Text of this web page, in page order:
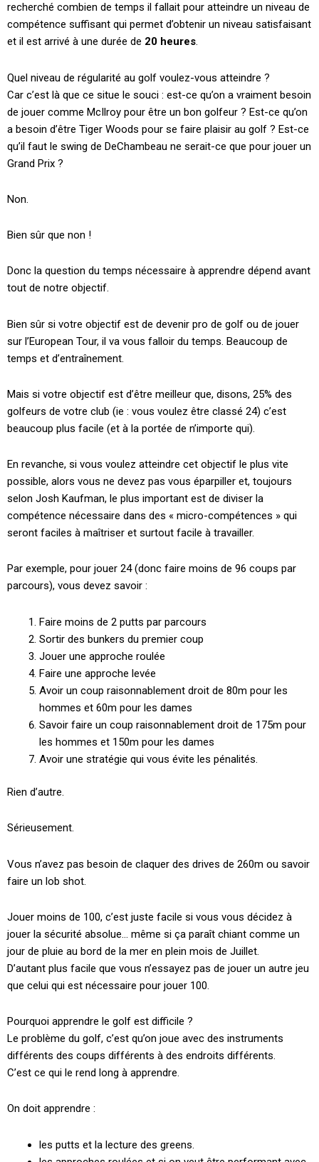
recherché combien de temps il fallait pour atteindre un niveau de
compétence suffisant qui permet d’obtenir un niveau satisfaisant
et il est arrivé à une durée de 20 heures.
Quel niveau de régularité au golf voulez-vous atteindre ?
Car c’est là que ce situe le souci : est-ce qu’on a vraiment besoin
de jouer comme McIlroy pour être un bon golfeur ? Est-ce qu’on
a besoin d’être Tiger Woods pour se faire plaisir au golf ? Est-ce
qu’il faut le swing de DeChambeau ne serait-ce que pour jouer un
Grand Prix ?
Non.
Bien sûr que non !
Donc la question du temps nécessaire à apprendre dépend avant
tout de notre objectif.
Bien sûr si votre objectif est de devenir pro de golf ou de jouer
sur l’European Tour, il va vous falloir du temps. Beaucoup de
temps et d’entraînement.
Mais si votre objectif est d’être meilleur que, disons, 25% des
golfeurs de votre club (ie : vous voulez être classé 24) c’est
beaucoup plus facile (et à la portée de n’importe qui).
En revanche, si vous voulez atteindre cet objectif le plus vite
possible, alors vous ne devez pas vous éparpiller et, toujours
selon Josh Kaufman, le plus important est de diviser la
compétence nécessaire dans des « micro-compétences » qui
seront faciles à maîtriser et surtout facile à travailler.
Par exemple, pour jouer 24 (donc faire moins de 96 coups par
parcours), vous devez savoir :
Faire moins de 2 putts par parcours
Sortir des bunkers du premier coup
Jouer une approche roulée
Faire une approche levée
Avoir un coup raisonnablement droit de 80m pour les
hommes et 60m pour les dames
Savoir faire un coup raisonnablement droit de 175m pour
les hommes et 150m pour les dames
Avoir une stratégie qui vous évite les pénalités.
Rien d’autre.
Sérieusement.
Vous n’avez pas besoin de claquer des drives de 260m ou savoir
faire un lob shot.
Jouer moins de 100, c’est juste facile si vous vous décidez à
jouer la sécurité absolue… même si ça paraît chiant comme un
jour de pluie au bord de la mer en plein mois de Juillet.
D’autant plus facile que vous n’essayez pas de jouer un autre jeu
que celui qui est nécessaire pour jouer 100.
Pourquoi apprendre le golf est difficile ?
Le problème du golf, c’est qu’on joue avec des instruments
différents des coups différents à des endroits différents.
C’est ce qui le rend long à apprendre.
On doit apprendre :
les putts et la lecture des greens.